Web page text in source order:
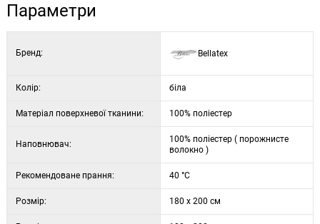
Параметри
Бренд: Bellatex
Колір: біла
Матеріал поверхневої тканини: 100% поліестер
Наповнювач:
100% поліестер ( порожнисте
волокно )
Рекомендоване прання: 40 °C
Розмір: 180 x 200 см